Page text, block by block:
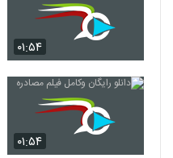
۰۱:۵۴
۰۱:۵۴